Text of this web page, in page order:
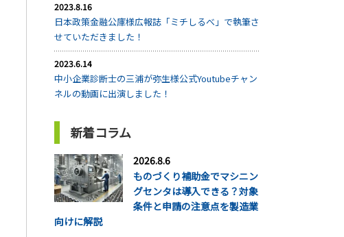
2023.8.16
日本政策金融公庫様広報誌「ミチしるべ」で執筆さ
せていただきました！
2023.6.14
中小企業診断士の三浦が弥生様公式Youtubeチャン
ネルの動画に出演しました！
新着コラム
2026.8.6
ものづくり補助金でマシニン
グセンタは導入できる？対象
条件と申請の注意点を製造業
向けに解説